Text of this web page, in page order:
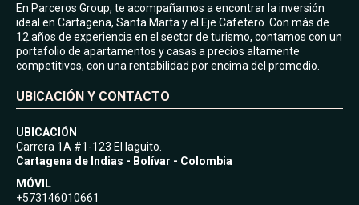
En Parceros Group, te acompañamos a encontrar la inversión
ideal en Cartagena, Santa Marta y el Eje Cafetero. Con más de
12 años de experiencia en el sector de turismo, contamos con un
portafolio de apartamentos y casas a precios altamente
competitivos, con una rentabilidad por encima del promedio.
UBICACIÓN Y CONTACTO
UBICACIÓN
Carrera 1A #1-123 El laguito.
Cartagena de Indias - Bolívar - Colombia
MÓVIL
+573146010661